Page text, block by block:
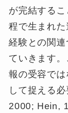
が完結する
程で生まれ
経験との関
ていきます
報の受容で
して捉える
2000; Hein,